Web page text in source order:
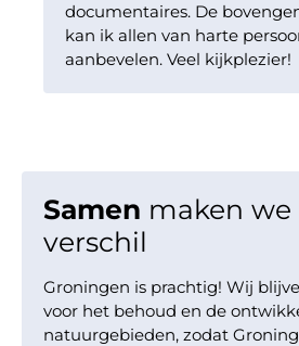
documentaires. De
kan ik allen van harte
aanbevelen. Veel kijkplezier!
Samen maken we
verschil
Groningen is prachtig! Wij
voor het behoud en de
natuurgebieden, zodat